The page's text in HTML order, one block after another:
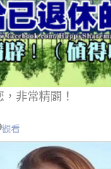
非常精闢！
觀看